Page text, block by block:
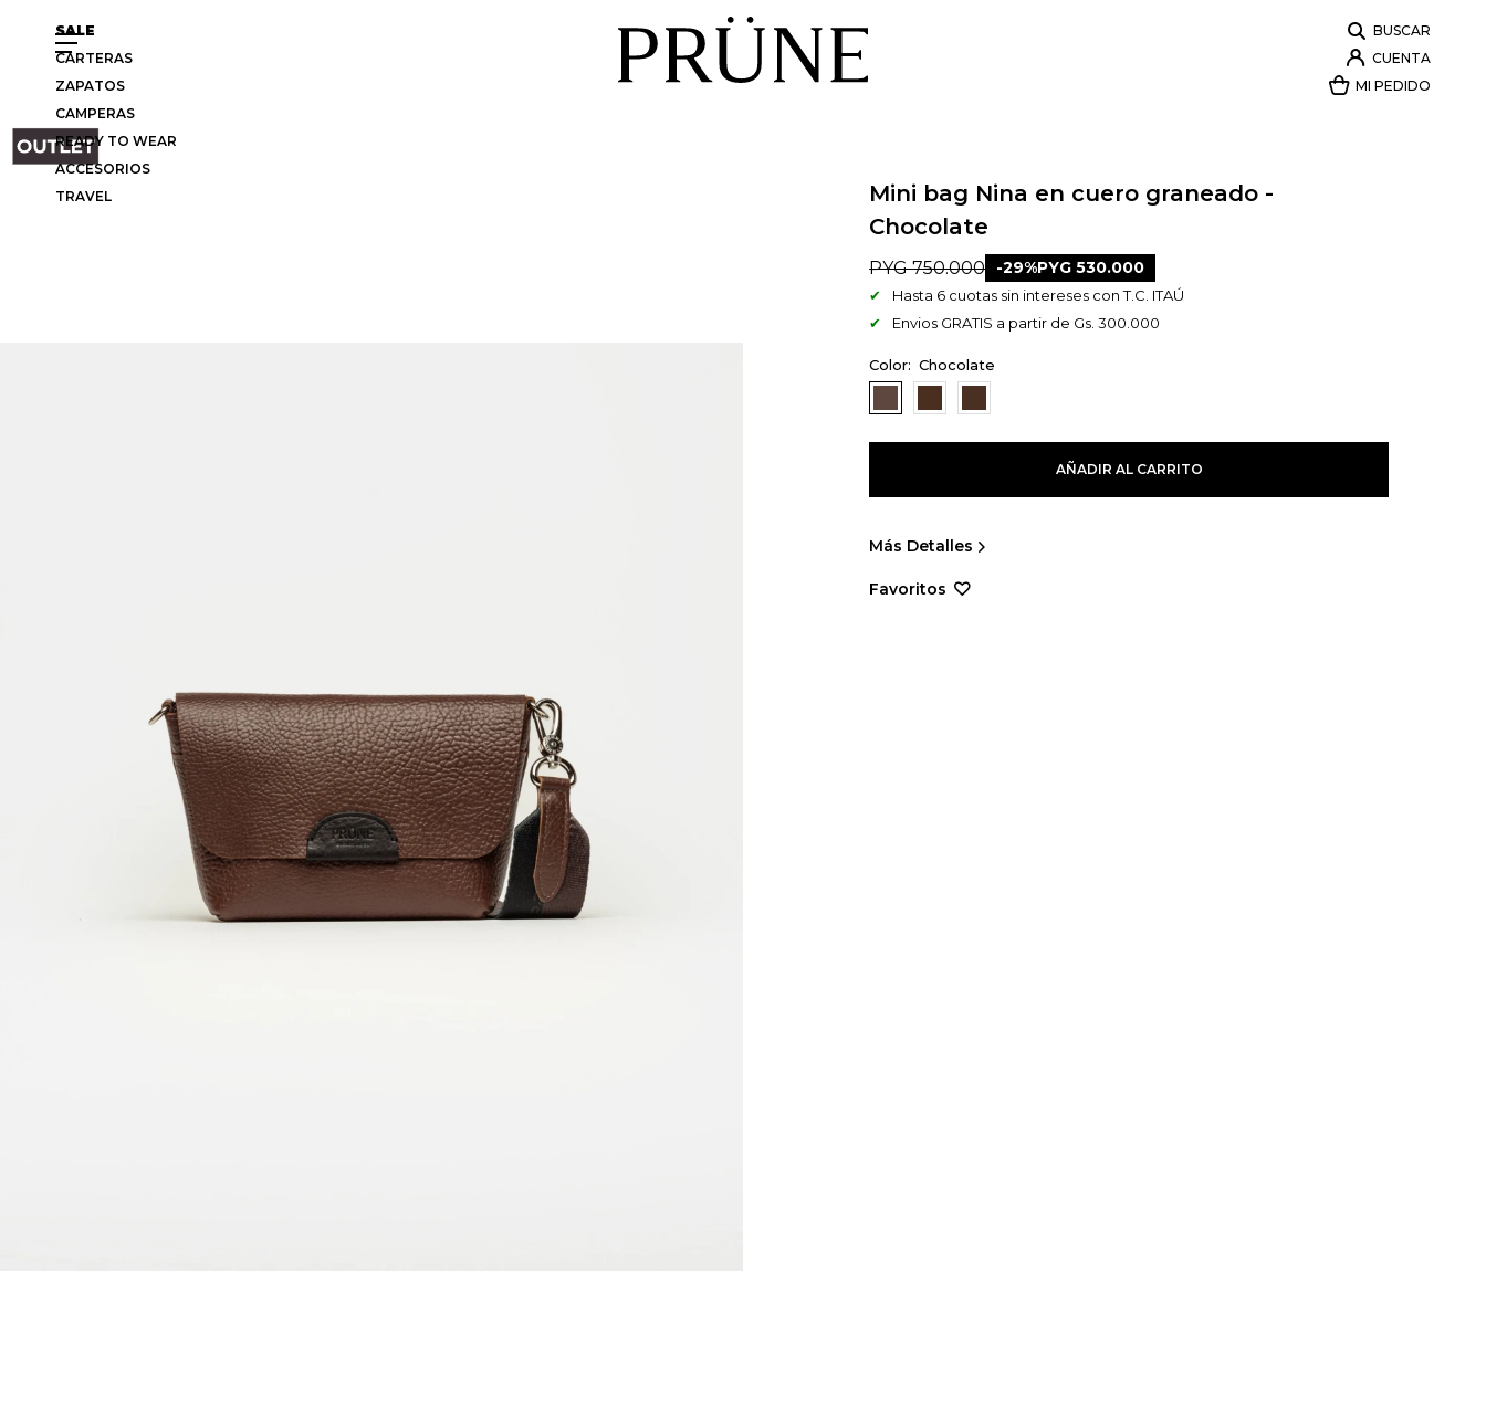
SALE
CARTERAS
ZAPATOS
CAMPERAS
READY TO WEAR
ACCESORIOS
TRAVEL
Mini bag Nina en cuero graneado -
Chocolate
PYG 750.000 29 PYG 530.000
Hasta 6 cuotas sin intereses con T.C. ITAÚ
Envios GRATIS a partir de Gs. 300.000
Chocolate
AÑADIR AL CARRITO
Más Detalles